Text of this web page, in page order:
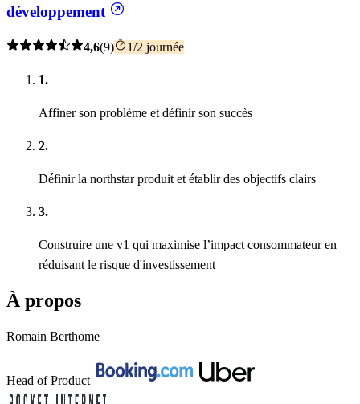
développement
4,6(9) 1/2 journée
1.
Affiner son problème et définir son succès
2.
Définir la northstar produit et établir des objectifs clairs
3.
Construire une v1 qui maximise l’impact consommateur en
réduisant le risque d'investissement
À propos
Romain Berthome
Head of Product